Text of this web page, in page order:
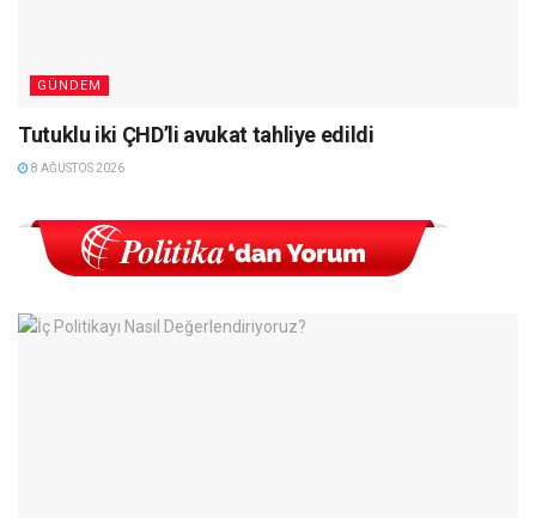
GÜNDEM
Tutuklu iki ÇHD’li avukat tahliye edildi
8 AĞUSTOS 2026